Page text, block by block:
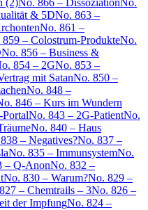
(2)No. 866 – DissoziationNo.
& 5DNo. 863 –
No. 861 –
– Colostrum-ProdukteNo.
No. 856 – Business &
854 – 2GNo. 853 –
mit SatanNo. 850 –
No. 848 –
846 – Kurs im Wundern
No. 843 – 2G-PatientNo.
No. 840 – Haus
– Negatives?No. 837 –
No. 835 – ImmunsystemNo.
– Q-AnonNo. 832 –
No. 830 – Warum?No. 829 –
– Chemtrails – 3No. 826 –
der ImpfungNo. 824 –